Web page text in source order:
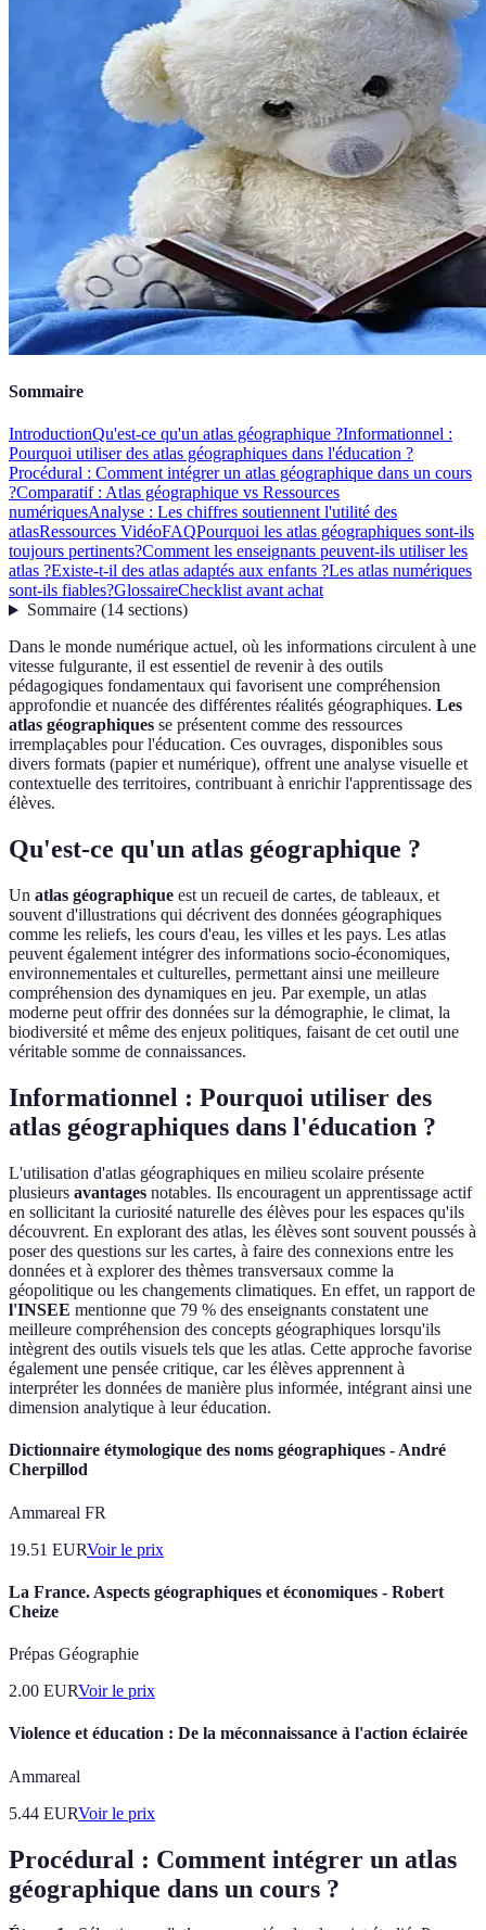
Sommaire
IntroductionQu'est-ce qu'un atlas géographique ?Informationnel :
Pourquoi utiliser des atlas géographiques dans l'éducation ?
Procédural : Comment intégrer un atlas géographique dans un cours
?Comparatif : Atlas géographique vs Ressources
numériquesAnalyse : Les chiffres soutiennent l'utilité des
atlasRessources VidéoFAQPourquoi les atlas géographiques sont-ils
toujours pertinents?Comment les enseignants peuvent-ils utiliser les
atlas ?Existe-t-il des atlas adaptés aux enfants ?Les atlas numériques
sont-ils fiables?GlossaireChecklist avant achat
Sommaire(14 sections)
Dans le monde numérique actuel, où les informations circulent à une
vitesse fulgurante, il est essentiel de revenir à des outils
pédagogiques fondamentaux qui favorisent une compréhension
approfondie et nuancée des différentes réalités géographiques. Les
atlas géographiques se présentent comme des ressources
irremplaçables pour l'éducation. Ces ouvrages, disponibles sous
divers formats (papier et numérique), offrent une analyse visuelle et
contextuelle des territoires, contribuant à enrichir l'apprentissage des
élèves.
Qu'est-ce qu'un atlas géographique ?
Un atlas géographique est un recueil de cartes, de tableaux, et
souvent d'illustrations qui décrivent des données géographiques
comme les reliefs, les cours d'eau, les villes et les pays. Les atlas
peuvent également intégrer des informations socio-économiques,
environnementales et culturelles, permettant ainsi une meilleure
compréhension des dynamiques en jeu. Par exemple, un atlas
moderne peut offrir des données sur la démographie, le climat, la
biodiversité et même des enjeux politiques, faisant de cet outil une
véritable somme de connaissances.
Informationnel : Pourquoi utiliser des
atlas géographiques dans l'éducation ?
L'utilisation d'atlas géographiques en milieu scolaire présente
plusieurs avantages notables. Ils encouragent un apprentissage actif
en sollicitant la curiosité naturelle des élèves pour les espaces qu'ils
découvrent. En explorant des atlas, les élèves sont souvent poussés à
poser des questions sur les cartes, à faire des connexions entre les
données et à explorer des thèmes transversaux comme la
géopolitique ou les changements climatiques. En effet, un rapport de
l'INSEE mentionne que 79 % des enseignants constatent une
meilleure compréhension des concepts géographiques lorsqu'ils
intègrent des outils visuels tels que les atlas. Cette approche favorise
également une pensée critique, car les élèves apprennent à
interpréter les données de manière plus informée, intégrant ainsi une
dimension analytique à leur éducation.
Dictionnaire étymologique des noms géographiques - André
Cherpillod
Ammareal FR
19.51 EURVoir le prix
La France. Aspects géographiques et économiques - Robert
Cheize
Prépas Géographie
2.00 EURVoir le prix
Violence et éducation : De la méconnaissance à l'action éclairée
Ammareal
5.44 EURVoir le prix
Procédural : Comment intégrer un atlas
géographique dans un cours ?